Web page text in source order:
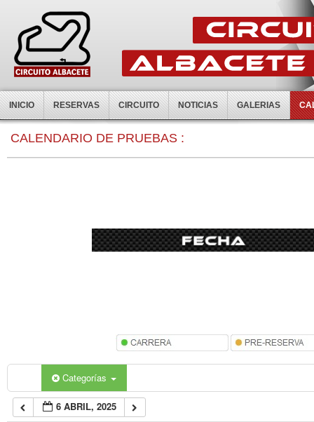
INICIO RESERVAS CIRCUITO NOTICIAS GALERIAS
CALENDARIO DE PRUEBAS :
Categorías
6 ABRIL, 2025
0:00
7:00